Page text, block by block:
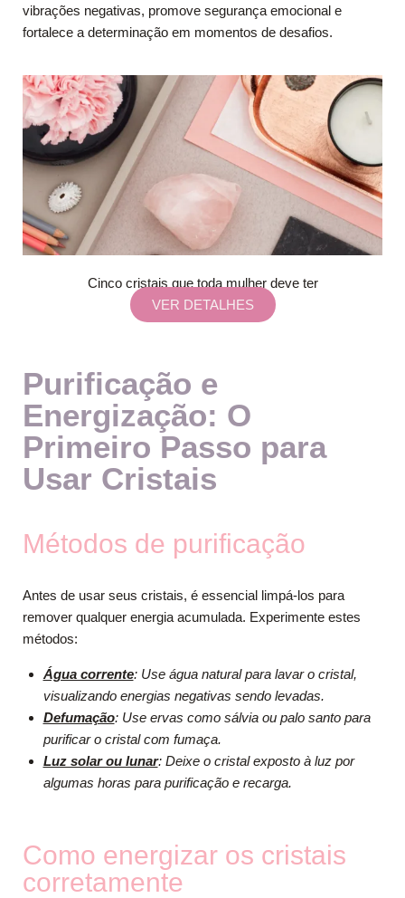
vibrações negativas, promove segurança emocional e
fortalece a determinação em momentos de desafios.
Cinco cristais que toda mulher deve ter
VER DETALHES
Purificação e
Energização: O
Primeiro Passo para
Usar Cristais
Métodos de purificação
Antes de usar seus cristais, é essencial limpá-los para
remover qualquer energia acumulada. Experimente estes
métodos:
Água corrente: Use água natural para lavar o cristal,
visualizando energias negativas sendo levadas.
Defumação: Use ervas como sálvia ou palo santo para
purificar o cristal com fumaça.
Luz solar ou lunar: Deixe o cristal exposto à luz por
algumas horas para purificação e recarga.
Como energizar os cristais
corretamente